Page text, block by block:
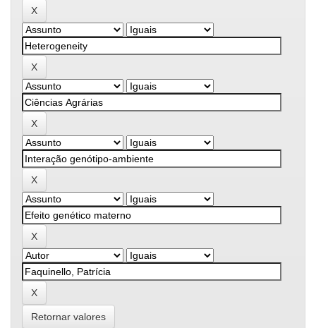
Retornar valores